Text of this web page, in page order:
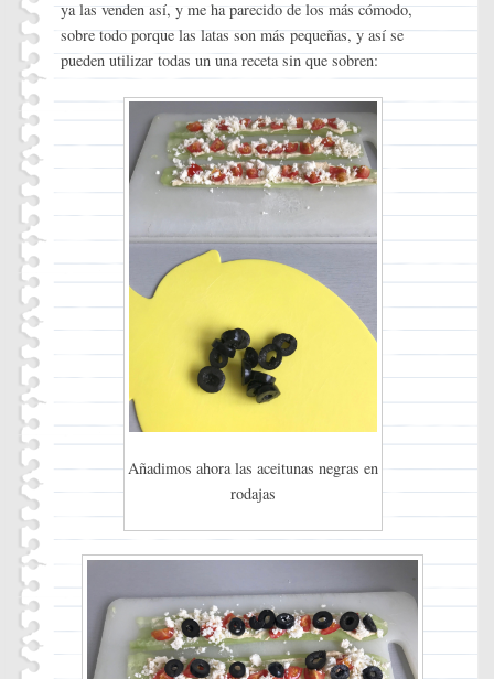
ya las venden así, y me ha parecido de los más cómodo,
sobre todo porque las latas son más pequeñas, y así se
pueden utilizar todas un una receta sin que sobren:
Añadimos ahora las aceitunas negras en
rodajas